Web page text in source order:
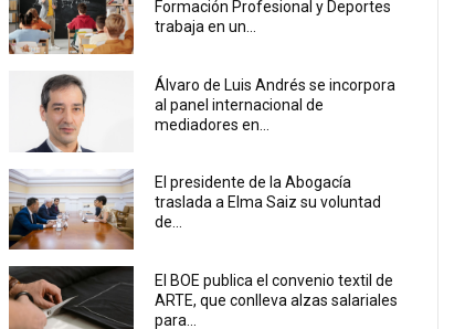
Formación Profesional y Deportes
trabaja en un...
Álvaro de Luis Andrés se incorpora
al panel internacional de
mediadores en...
El presidente de la Abogacía
traslada a Elma Saiz su voluntad
de...
El BOE publica el convenio textil de
ARTE, que conlleva alzas salariales
para...